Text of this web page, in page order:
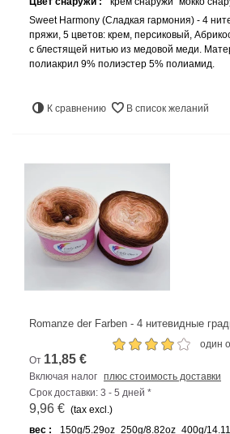
Sweet Harmony (Сладкая гармония) - 4
пряжи, 5 цветов: крем, персиковый,
с блестящей нитью из медовой меди.
полиакрил 9% полиэстер 5% полиамид.
К сравнению В список желаний
Romanze der Farben - 4 нитевидные
один
От 11,85 €
Включая налог плюс стоимость доставки
Срок доставки: 3 - 5 дней *
9,96 € (tax excl.)
вес :
150g/5.29oz 250g/8.82oz 400g/